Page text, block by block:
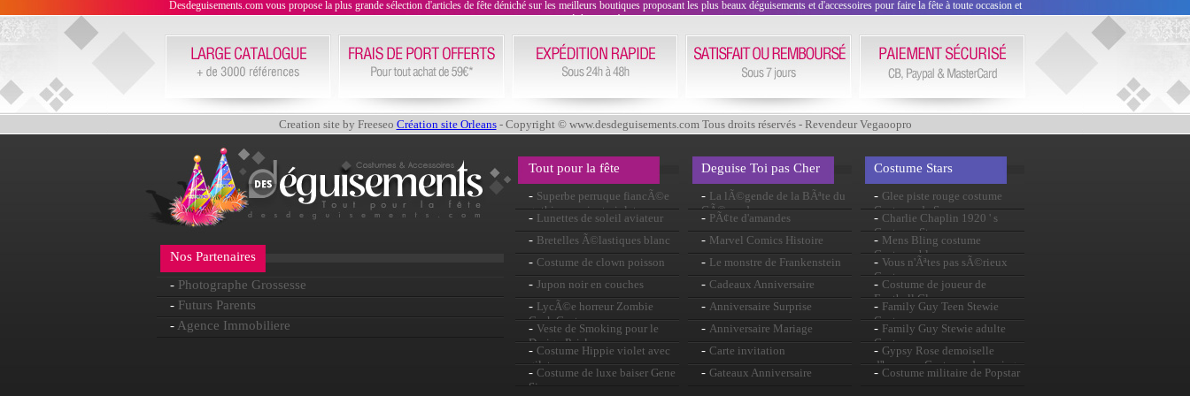
Desdeguisements.com vous propose la plus grande sélection d'articles de fête déniché sur les meilleurs boutiques proposant les plus beaux déguisements et d'accessoires pour faire la fête à toute occasion et
évènement !
Creation site by Freeseo Création site Orleans- Copyright © www.desdeguisements.com Tous droits réservés - Revendeur Vegaoopro
Nos Partenaires
- Photographe Grossesse
- Futurs Parents
- Agence Immobiliere
Tout pour la fête
- Superbe perruque fiancÃ©e
gothique noir et violet
- Lunettes de soleil aviateur
- Bretelles Ã©lastiques blanc
- Costume de clown poisson
- Jupon noir en couches
- LycÃ©e horreur Zombie
Geek Costume
- Veste de Smoking pour le
Design Paisley
- Costume Hippie violet avec
gilet
- Costume de luxe baiser Gene
Simmons
Deguise Toi pas Cher
- La lÃ©gende de la BÃªte du
GÃ©vaudan
- PÃ¢te d'amandes
- Marvel Comics Histoire
- Le monstre de Frankenstein
- Cadeaux Anniversaire
- Anniversaire Surprise
- Anniversaire Mariage
- Carte invitation
- Gateaux Anniversaire
Costume Stars
- Glee piste rouge costume
Costume de Sue
- Charlie Chaplin 1920 ' s
Costume Star
- Mens Bling costume
Costume blanc
- Vous n'Ãªtes pas sÃ©rieux
Costume
- Costume de joueur de
Football Glee
- Family Guy Teen Stewie
Costume
- Family Guy Stewie adulte
Costume
- Gypsy Rose demoiselle
d'honneur Costume de mariage
- Costume militaire de Popstar